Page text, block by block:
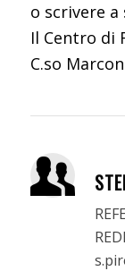
o scrivere
Il Centro di
C.so